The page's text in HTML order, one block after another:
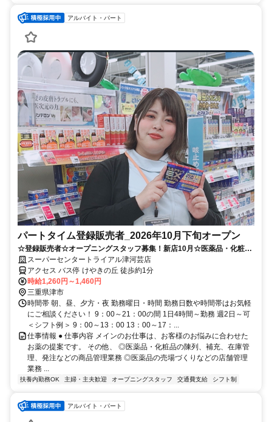
アルバイト・パート
パートタイム登録販売者_2026年10月下旬オープン
☆登録販売者☆オープニングスタッフ募集！新店10月☆医薬品・化粧品
販売♪※要 登録販売者資格
スーパーセンタートライアル津河芸店
アクセス バス停 けやきの丘 徒歩約1分
時給1,260円～1,460円
三重県津市
時間帯 朝、昼、夕方・夜 勤務曜日・時間 勤務日数や時間帯はお気軽
にご相談ください！ 9：00～21：00の間 1日4時間～勤務 週2日～可
＜シフト例＞ 9：00～13：00 13：00～17：...
仕事情報 ● 仕事内容 メインのお仕事は、お客様のお悩みに合わせた
お薬の提案です。 その他、 ◎医薬品・化粧品の陳列、補充、在庫管
理、発注などの商品管理業務 ◎医薬品の売場づくりなどの店舗管理
業務 ...
扶養内勤務OK 主婦・主夫歓迎 オープニングスタッフ 交通費支給 シフト制
アルバイト・パート